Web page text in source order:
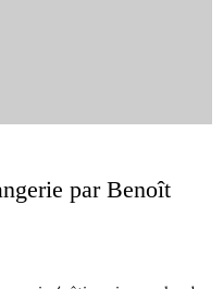
par Benoît